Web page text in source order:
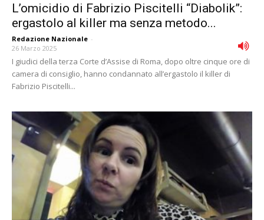
L’omicidio di Fabrizio Piscitelli “Diabolik”:
ergastolo al killer ma senza metodo...
Redazione Nazionale -
26 Marzo 2025
I giudici della terza Corte d’Assise di Roma, dopo oltre cinque ore di
camera di consiglio, hanno condannato all’ergastolo il killer di
Fabrizio Piscitelli...